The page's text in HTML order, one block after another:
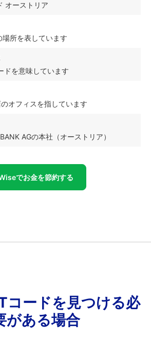
オーストリア
所を表しています
ドを意味しています
オフィスを指しています
AGの本社（オーストリア）
でお金を節約する
コードを見つける必
がある場合